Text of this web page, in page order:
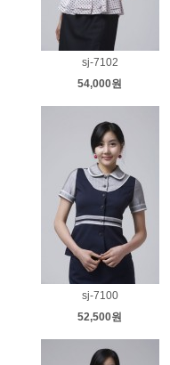
sj-7102
54,000원
sj-7100
52,500원